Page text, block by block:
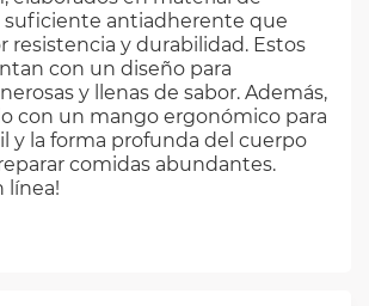
suficiente antiadherente que
resistencia y durabilidad. Estos
con un diseño para
y llenas de sabor. Además,
con un mango ergonómico para
y la forma profunda del cuerpo
comidas abundantes.
línea!